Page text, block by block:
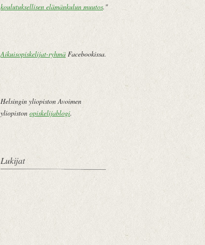
koulutuksellisen elämänkulun muutos."
Aikuisopiskelijat-ryhmä Facebookissa.
Helsingin yliopiston Avoimen
yliopiston opiskelijablogi.
Lukijat